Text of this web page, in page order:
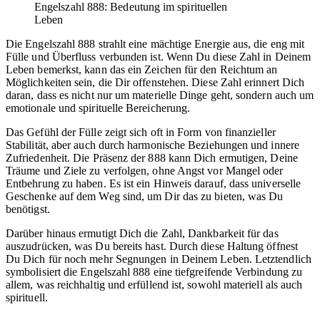
Engelszahl 888: Bedeutung im spirituellen
Leben
Die Engelszahl 888 strahlt eine mächtige Energie aus, die eng mit
Fülle und Überfluss verbunden ist. Wenn Du diese Zahl in Deinem
Leben bemerkst, kann das ein Zeichen für den Reichtum an
Möglichkeiten sein, die Dir offenstehen. Diese Zahl erinnert Dich
daran, dass es nicht nur um materielle Dinge geht, sondern auch um
emotionale und spirituelle Bereicherung.
Das Gefühl der Fülle zeigt sich oft in Form von finanzieller
Stabilität, aber auch durch harmonische Beziehungen und innere
Zufriedenheit. Die Präsenz der 888 kann Dich ermutigen, Deine
Träume und Ziele zu verfolgen, ohne Angst vor Mangel oder
Entbehrung zu haben. Es ist ein Hinweis darauf, dass universelle
Geschenke auf dem Weg sind, um Dir das zu bieten, was Du
benötigst.
Darüber hinaus ermutigt Dich die Zahl, Dankbarkeit für das
auszudrücken, was Du bereits hast. Durch diese Haltung öffnest
Du Dich für noch mehr Segnungen in Deinem Leben. Letztendlich
symbolisiert die Engelszahl 888 eine tiefgreifende Verbindung zu
allem, was reichhaltig und erfüllend ist, sowohl materiell als auch
spirituell.